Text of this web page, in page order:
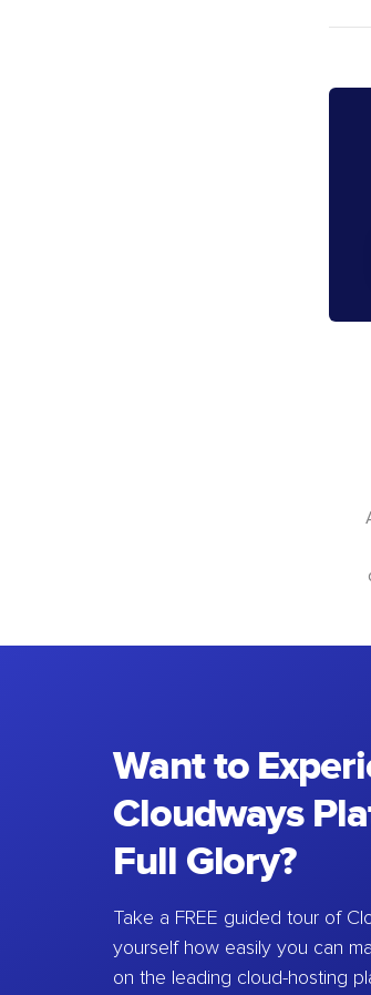
Want to
Cloudways
Full Glory?
Take a FREE guided tour of
yourself how easily you can
on the leading cloud-hosting